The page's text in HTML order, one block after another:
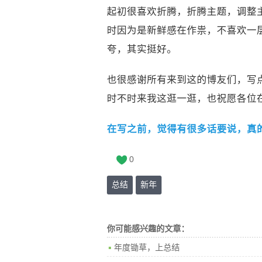
起初很喜欢折腾，折腾主题，调整
时因为是新鲜感在作祟，不喜欢
夸，其实挺好。
也很感谢所有来到这的博友们，
时不时来我这逛一逛，也祝愿各位
在写之前，觉得有很多话要说，
0
总结 新年
你可能感兴趣的文章：
年度锄草，上总结